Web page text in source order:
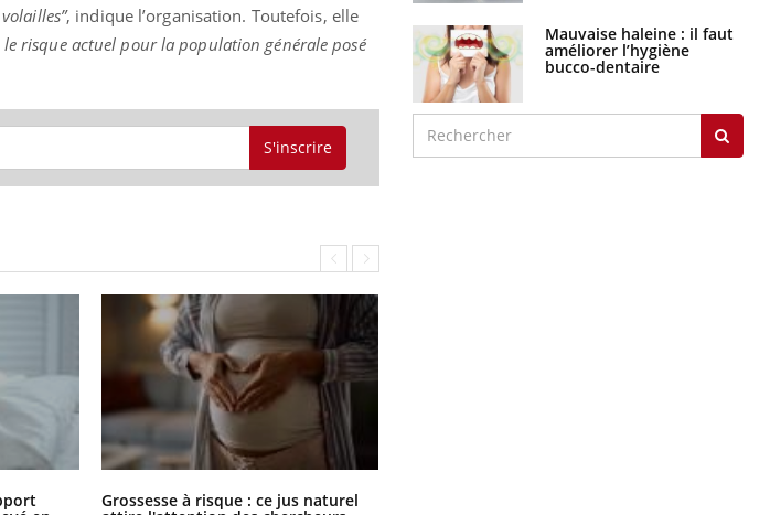
, indique l’organisation. Toutefois, elle
le risque actuel pour la population générale posé
S'inscrire
Grossesse à risque : ce jus naturel
Mauvaise haleine : il faut
améliorer l’hygiène
bucco-dentaire